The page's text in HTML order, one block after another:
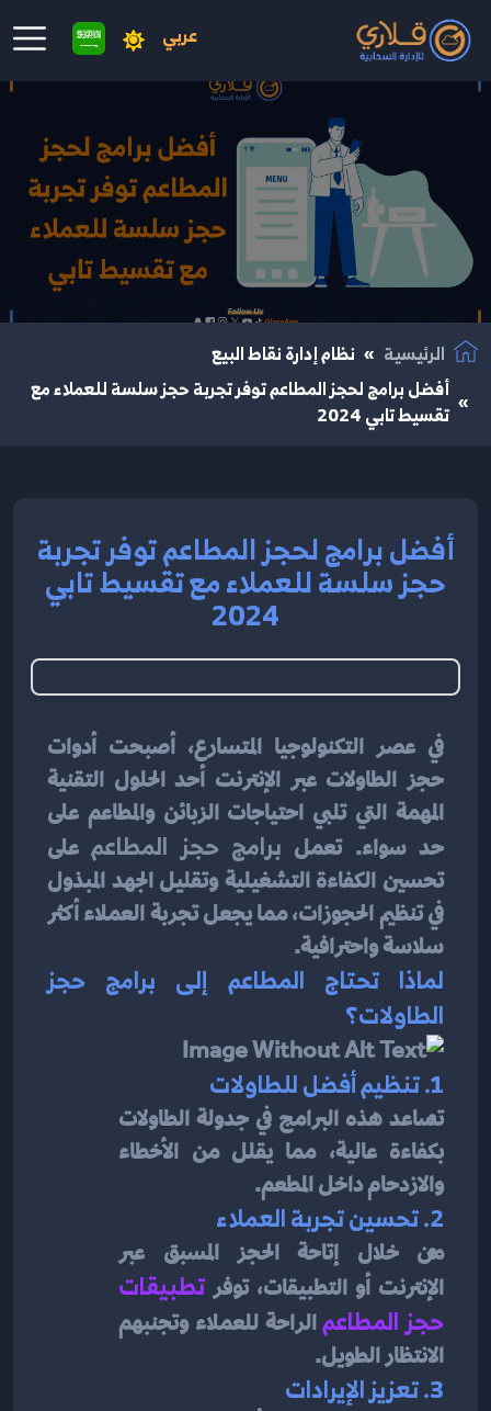
عربي
انتقال إلى المحتوى الرئيسي
الرئيسية
نظام إدارة نقاط البيع
أفضل برامج لحجز المطاعم توفر تجربة حجز سلسة للعملاء مع
تقسيط تابي 2024
أفضل برامج لحجز المطاعم توفر تجربة
حجز سلسة للعملاء مع تقسيط تابي
2024
حد سواء. تعمل برامج حجز المطاعم
في تنظيم الحجوزات، مما يجعل تجربة العملاء أكثر
سلاسة واحترافية.
لماذا تحتاج المطاعم إلى برامج حجز
الطاولات؟
1. تنظيم أفضل للطاولات
والازدحام داخل المطعم.
2. تحسين تجربة العملاء
من خلال إتاحة الحجز المسبق عبر
الإنترنت أو التطبيقات، توفر
حجز المطاعم
الانتظار الطويل.
3. تعزيز الإيرادات